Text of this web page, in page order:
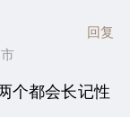
回复
个都会长记性